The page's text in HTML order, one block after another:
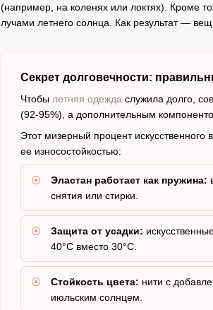
(например, на коленях или локтях). Кроме
лучами летнего солнца. Как результат —
Секрет долговечности:
Чтобы летняя одежда служила долго,
(92-95%), а дополнительным
Этот мизерный процент
ее износостойкостью:
Эластан работает как пружина:
снятия или стирки.
Защита от усадки:
40°C вместо 30°C.
Стойкость цвета: нити с
июльским солнцем.